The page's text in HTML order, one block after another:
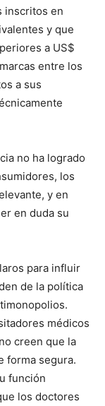
inscritos en
y que
a US$
entre los
a sus
no ha logrado
los
y en
en duda su
para influir
de la política
médicos
creen que la
forma segura.
función
los doctores